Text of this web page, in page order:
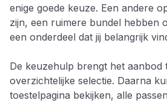
enige goede keuze. Een andere
zijn, een ruimere bundel hebben
een onderdeel dat jij belangrijk
De keuzehulp brengt het aanbod
overzichtelijke selectie. Daarna
toestelpagina bekijken, alle